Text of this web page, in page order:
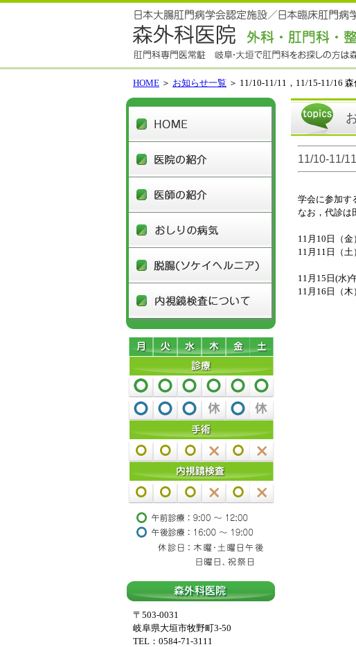
HOME ＞ お知らせ一覧 ＞ 11/10-11/11，11/15-11/16
11/10-11/
学会に参加す
なお，代診は
11月10日（金
11月11日（土
11月15日(水)
11月16日（木
HOME
医院の紹介
おしりの病気
脱腸(ソケイヘルニア
内視鏡検査について
〒503-0031
岐阜県大垣市牧野町3-50
TEL：0584-71-3111